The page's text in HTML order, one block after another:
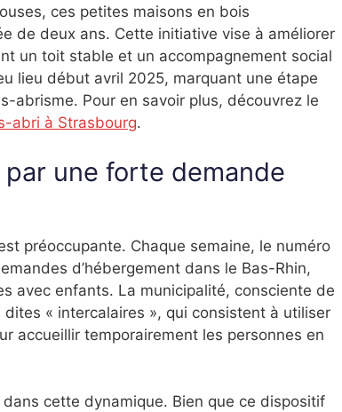
ces petites maisons en bois
de deux ans. Cette initiative vise à améliorer
un toit stable et un accompagnement social
lieu début avril 2025, marquant une étape
abrisme. Pour en savoir plus, découvrez le
abri à Strasbourg.
une forte demande
préoccupante. Chaque semaine, le numéro
d’hébergement dans le Bas-Rhin,
avec enfants. La municipalité, consciente de
« intercalaires », qui consistent à utiliser
accueillir temporairement les personnes en
cette dynamique. Bien que ce dispositif